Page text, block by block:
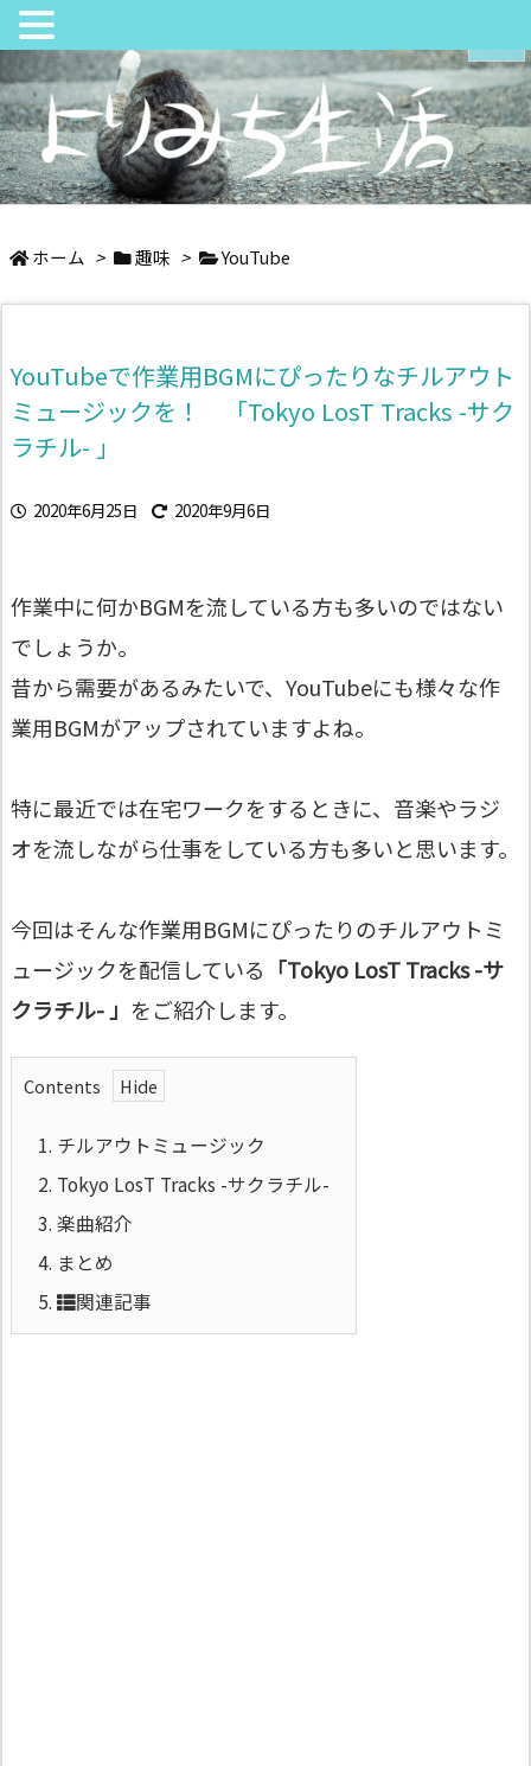
日々の中でちょっとよりみち
メニュ
サイド
検索
ホーム > 趣味 > YouTube
YouTubeで作業用BGMにぴったりなチルアウト
ミュージックを！ 「Tokyo LosT Tracks -サク
ラチル- 」
2020年6月25日 2020年9月6日
作業中に何かBGMを流している方も多いのではない
でしょうか。
昔から需要があるみたいで、YouTubeにも様々な作
業用BGMがアップされていますよね。
特に最近では在宅ワークをするときに、音楽やラジ
オを流しながら仕事をしている方も多いと思います。
今回はそんな作業用BGMにぴったりのチルアウトミ
ュージックを配信している 「Tokyo LosT Tracks -サ
クラチル- 」 をご紹介します。
Contents
1. チルアウトミュージック
2. Tokyo LosT Tracks -サクラチル-
3. 楽曲紹介
4. まとめ
5.
関連記事